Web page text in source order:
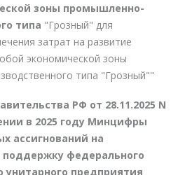
зоны промышленно-
типа "Грозный" для
затрат на развитие
экономической зоны
типа "Грозный""
РФ от 28.11.2025 N
в 2025 году Минцифры
ассигнований на
поддержку федерального
унитарного предприятия